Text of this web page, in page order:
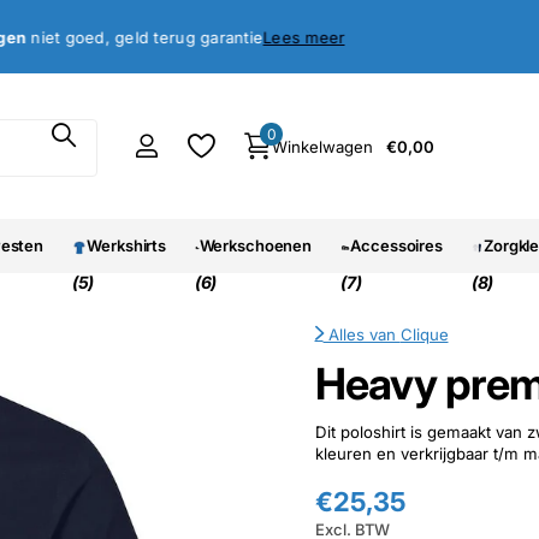
geld terug garantieLees meer
Winkelwagen
0
€0,00
Werkshirts
(5)
Werkschoenen
(6)
Accessoires
(7) (8)
Alles van Clique
Heavy
Dit poloshirt is gemaakt van
kleuren en verkrijgbaar t/m
€25,35
Excl. BTW